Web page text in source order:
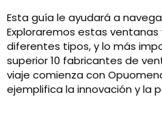
Esta guía le ayudará a
Exploraremos estas
diferentes tipos, y lo más
superior 10 fabricantes de
viaje comienza con
ejemplifica la innovación y la